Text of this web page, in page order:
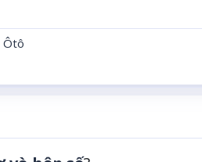
Ôtô